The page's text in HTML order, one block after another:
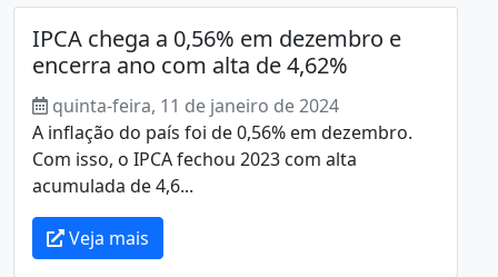
IPCA chega a 0,56% em dezembro e
encerra ano com alta de 4,62%
quinta-feira, 11 de janeiro de 2024
A inflação do país foi de 0,56% em dezembro.
Com isso, o IPCA fechou 2023 com alta
acumulada de 4,6...
Veja mais